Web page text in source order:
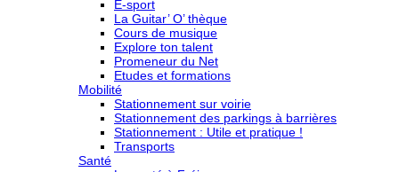
E-sport
La Guitar’ O’ thèque
Cours de musique
Explore ton talent
Promeneur du Net
Etudes et formations
Mobilité
Stationnement sur voirie
Stationnement des parkings à barrières
Stationnement : Utile et pratique !
Transports
Santé